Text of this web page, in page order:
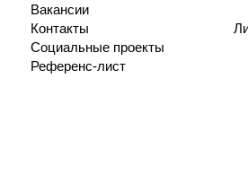
Вакансии
Контакты
Социальные проекты
Референс-лист